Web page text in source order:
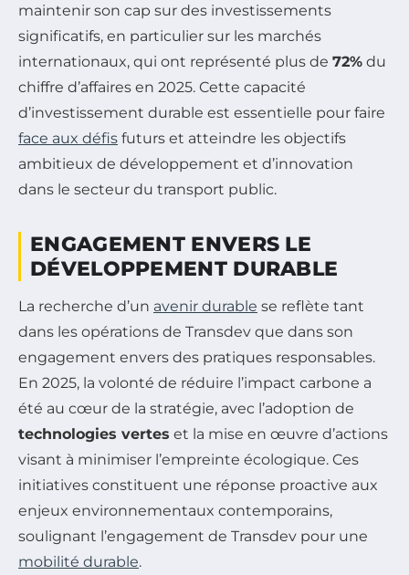
maintenir son cap sur des investissements
significatifs, en particulier sur les marchés
internationaux, qui ont représenté plus de 72% du
chiffre d’affaires en 2025. Cette capacité
d’investissement durable est essentielle pour faire
face aux défis futurs et atteindre les objectifs
ambitieux de développement et d’innovation
dans le secteur du transport public.
ENGAGEMENT ENVERS LE
DÉVELOPPEMENT DURABLE
La recherche d’un avenir durable se reflète tant
dans les opérations de Transdev que dans son
engagement envers des pratiques responsables.
En 2025, la volonté de réduire l’impact carbone a
été au cœur de la stratégie, avec l’adoption de
technologies vertes et la mise en œuvre d’actions
visant à minimiser l’empreinte écologique. Ces
initiatives constituent une réponse proactive aux
enjeux environnementaux contemporains,
soulignant l’engagement de Transdev pour une
mobilité durable.